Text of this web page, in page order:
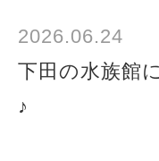
2026.06.24
下田の水族館
♪